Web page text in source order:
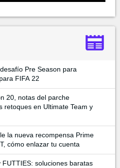
Pre Season para
FIFA 22
20, notas del parche
retoques en Ultimate Team y
la nueva recompensa Prime
cómo enlazar tu cuenta
FUTTIES: soluciones baratas